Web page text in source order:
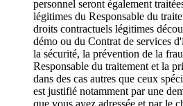
personnel seront également
légitimes du Responsable du
droits contractuels légitimes
démo ou du Contrat de services
la sécurité, la prévention de la
Responsable du traitement et la
dans des cas autres que ceux
est justifié notamment par une
que vous avez adressée et par le